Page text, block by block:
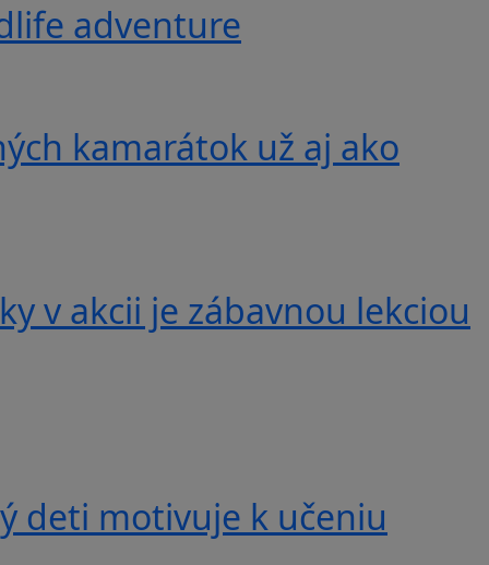
adventure
kamarátok už aj ako
v akcii je zábavnou lekciou
deti motivuje k učeniu